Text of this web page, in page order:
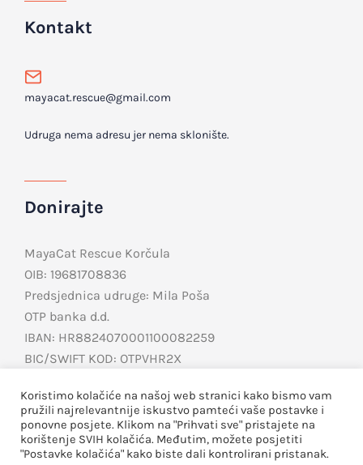
Kontakt
mayacat.rescue@gmail.com
Udruga nema adresu jer nema sklonište.
Donirajte
MayaCat Rescue Korčula
OIB: 19681708836
Predsjednica udruge: Mila Poša
OTP banka d.d.
IBAN: HR8824070001100082259
BIC/SWIFT KOD: OTPVHR2X
Teaming
Koristimo kolačiće na našoj web stranici kako bismo vam
pružili najrelevantnije iskustvo pamteći vaše postavke i
ponovne posjete. Klikom na "Prihvati sve" pristajete na
korištenje SVIH kolačića. Međutim, možete posjetiti
"Postavke kolačića" kako biste dali kontrolirani pristanak.